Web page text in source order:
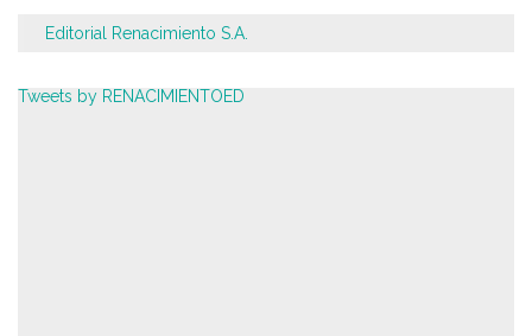
Editorial Renacimiento S.A.
Tweets by RENACIMIENTOED